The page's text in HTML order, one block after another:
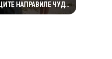
НАПРАВИЛЕ ЧУДО